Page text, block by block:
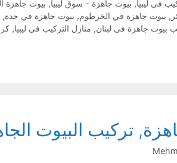
في ليبيا, بيوت جاهزة - سوق ليبيا, بيوت جاهزة
, بيوت جاهزة في الخرطوم, بيوت جاهزة في جدة,
بيوت جاهزة في لبنان, منازل التركيب في ليبيا,
تركيب البيوت